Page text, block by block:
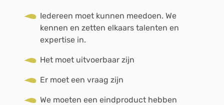
Iedereen moet kunnen meedoen. We
kennen en zetten elkaars talenten en
expertise in.
Het moet uitvoerbaar zijn
Er moet een vraag zijn
We moeten een eindproduct hebben